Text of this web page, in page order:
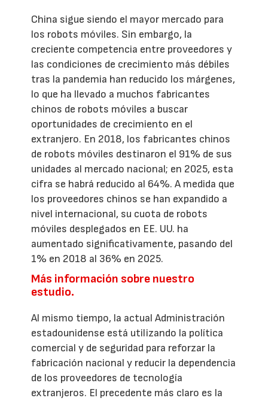
China sigue siendo el mayor mercado para
los robots móviles. Sin embargo, la
creciente competencia entre proveedores y
las condiciones de crecimiento más débiles
tras la pandemia han reducido los márgenes,
lo que ha llevado a muchos fabricantes
chinos de robots móviles a buscar
oportunidades de crecimiento en el
extranjero. En 2018, los fabricantes chinos
de robots móviles destinaron el 91% de sus
unidades al mercado nacional; en 2025, esta
cifra se habrá reducido al 64%. A medida que
los proveedores chinos se han expandido a
nivel internacional, su cuota de robots
móviles desplegados en EE. UU. ha
aumentado significativamente, pasando del
1% en 2018 al 36% en 2025.
Más información sobre nuestro
estudio.
Al mismo tiempo, la actual Administración
estadounidense está utilizando la política
comercial y de seguridad para reforzar la
fabricación nacional y reducir la dependencia
de los proveedores de tecnología
extranjeros. El precedente más claro es la